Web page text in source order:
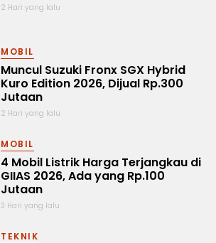
2 Hari yang lalu
MOBIL
Muncul Suzuki Fronx SGX Hybrid
Kuro Edition 2026, Dijual Rp.300
Jutaan
2 Hari yang lalu
MOBIL
4 Mobil Listrik Harga Terjangkau di
GIIAS 2026, Ada yang Rp.100
Jutaan
3 Hari yang lalu
TEKNIK